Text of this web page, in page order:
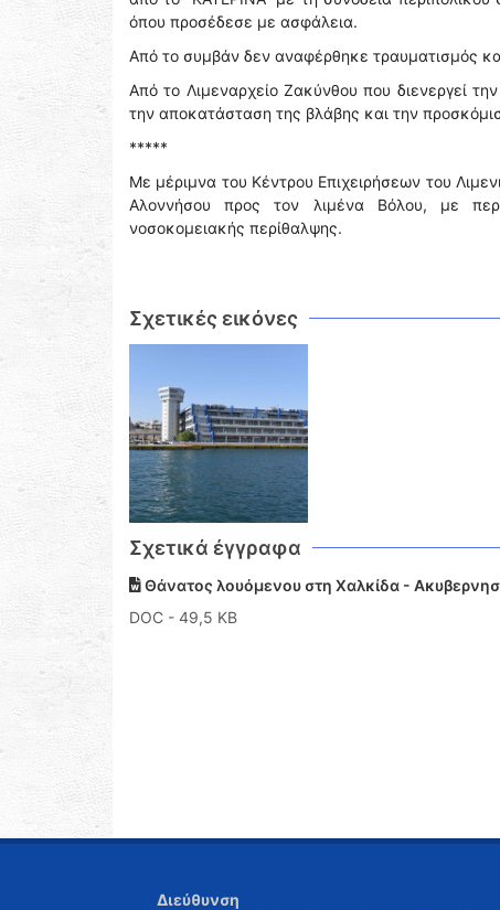
όπου προσέδεσε με ασφάλεια.
Από το συμβάν δεν αναφέρθηκε τραυματισμός
Από το Λιμεναρχείο Ζακύνθου που διενεργεί
την αποκατάσταση της βλάβης και την
*****
Με μέριμνα του Κέντρου Επιχειρήσεων του
Αλοννήσου προς τον λιμένα Βόλου, με
νοσοκομειακής περίθαλψης.
Σχετικές εικόνες
Σχετικά έγγραφα
Θάνατος λουόμενου στη Χαλκίδα -
DOC - 49,5 KB
Διεύθυνση